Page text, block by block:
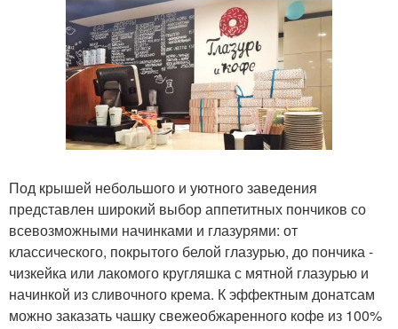
Под крышей небольшого и уютного заведения
представлен широкий выбор аппетитных пончиков со
всевозможными начинками и глазурями: от
классического, покрытого белой глазурью, до пончика -
чизкейка или лакомого кругляшка с мятной глазурью и
начинкой из сливочного крема. К эффектным донатсам
можно заказать чашку свежеобжаренного кофе из 100%